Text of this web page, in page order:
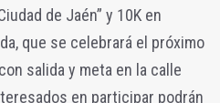
de Jaén” y 10K en
que se celebrará el próximo
salida y meta en la calle
en participar podrán